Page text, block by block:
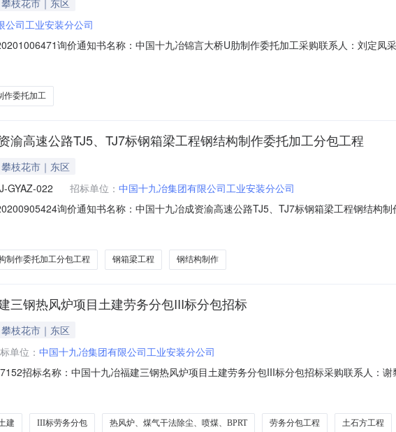
公司工业安装分公司
询价通知书名称：中国十九冶锦言大桥U肋制作委托加工采购联系人：刘定凤
号：201308-2020-FBXJ-GYAZ-025二、项目名称：锦言大桥项目三、报价条件：1、投标
作委托加工
渝高速公路TJ5、TJ7标钢箱梁工程钢结构制作委托加工分包工程
枝花市｜东区
GYAZ-022 招标单位： 中国十九冶集团有限公司工业安装分公司
询价通知书名称：中国十九冶成资渝高速公路TJ5、TJ7标钢箱梁工程钢结构
TJ7标钢箱梁工程钢结构制作委托加工物资进行询价采购，具体事项如下：一、询价编号
制作委托加工分包工程 钢箱梁工程 钢结构制作
三钢热风炉项目土建劳务分包III标分包招标
枝花市｜东区
单位： 中国十九冶集团有限公司工业安装分公司
招标名称：中国十九冶福建三钢热风炉项目土建劳务分包III标分包招标采购联系人：
招标。一、招标编号：201308-2020-FBZB-GYAZ-024二、项目概况与招标范围1.项目名
建 III标劳务分包 热风炉、煤气干法除尘、喷煤、BPRT 劳务分包工程 土石方工程